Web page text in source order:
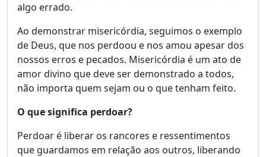
algo errado.
Ao demonstrar misericórdia, seguimos o exemplo
de Deus, que nos perdoou e nos amou apesar dos
nossos erros e pecados. Misericórdia é um ato de
amor divino que deve ser demonstrado a todos,
não importa quem sejam ou o que tenham feito.
O que significa perdoar?
Perdoar é liberar os rancores e ressentimentos
que guardamos em relação aos outros, liberando